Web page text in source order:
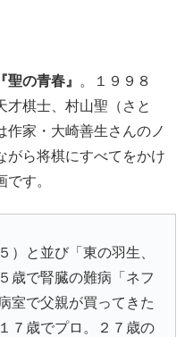
聖の青春』
。１９９８
才棋士、村山聖（さと
作家・大崎善生さんのノ
がら将棋にすべてをかけ
す。
）と並び「東の羽生、
歳で腎臓の難病「ネフ
室で父親が買ってきた
７歳でプロ。２７歳の